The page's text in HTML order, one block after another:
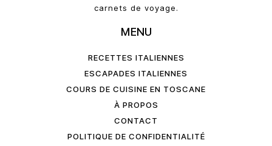
carnets de voyage.
MENU
RECETTES ITALIENNES
ESCAPADES ITALIENNES
COURS DE CUISINE EN TOSCANE
À PROPOS
CONTACT
POLITIQUE DE CONFIDENTIALITÉ